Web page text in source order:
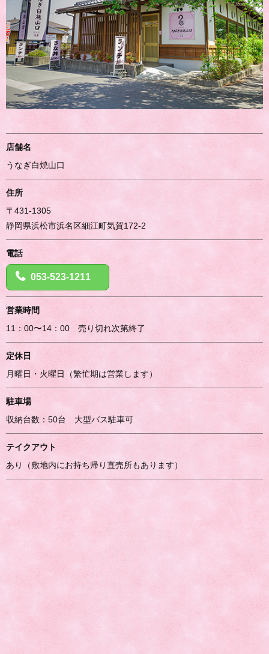
店舗名
うなぎ白焼山口
住所
〒431-1305
静岡県浜松市浜名区細江町気賀172-2
電話
053-523-1211
営業時間
11：00〜14：00 売り切れ次第終了
定休日
月曜日・火曜日（繁忙期は営業します）
駐車場
収納台数：50台 大型バス駐車可
テイクアウト
あり（敷地内にお持ち帰り直売所もあります）